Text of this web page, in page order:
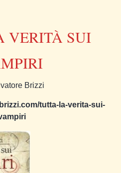
VERITÀ SUI
Brizzi
tutta-la-verita-sui-